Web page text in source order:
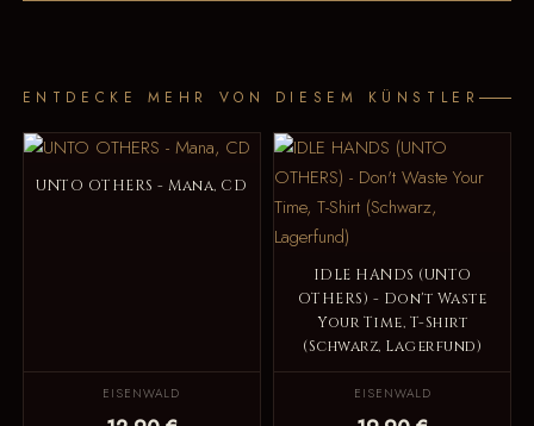
ENTDECKE MEHR VON DIESEM KÜNSTLER
UNTO OTHERS - Mana, CD
EISENWALD
IDLE HANDS (UNTO
OTHERS) - Don't Waste
Your Time, T-Shirt
(Schwarz, Lagerfund)
EISENWALD